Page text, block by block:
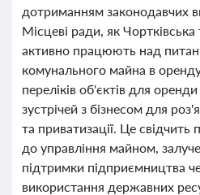
дотриманням законодавчих
Місцеві ради, як
активно працюють над
комунального майна в
переліків об'єктів для
зустрічей з бізнесом для
та приватизації. Це свідчить
до управління майном,
підтримки підприємництва
використання державних